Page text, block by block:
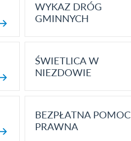
WYKAZ DRÓG
GMINNYCH
ŚWIETLICA W
NIEZDOWIE
BEZPŁATNA POMOC
PRAWNA